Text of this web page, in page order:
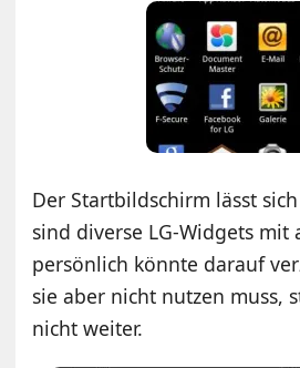
Der Startbildschirm lässt
sind diverse LG-Widgets mit
persönlich könnte darauf
sie aber nicht nutzen muss,
nicht weiter.